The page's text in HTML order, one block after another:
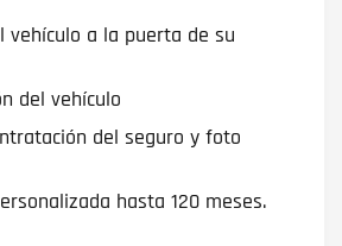
vehículo a la puerta de su
del vehículo
del seguro y foto
hasta 120 meses.